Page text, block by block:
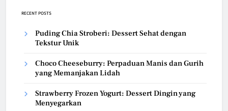
RECENT POSTS
Puding Chia Stroberi: Dessert Sehat dengan
Tekstur Unik
Choco Cheeseburry: Perpaduan Manis dan Gurih
yang Memanjakan Lidah
Strawberry Frozen Yogurt: Dessert Dingin yang
Menyegarkan